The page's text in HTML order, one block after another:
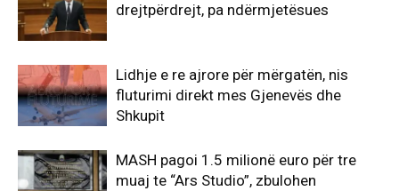
drejtpërdrejt, pa ndërmjetësues
Lidhje e re ajrore për mërgatën, nis
fluturimi direkt mes Gjenevës dhe
Shkupit
MASH pagoi 1.5 milionë euro për tre
muaj te “Ars Studio”, zbulohen